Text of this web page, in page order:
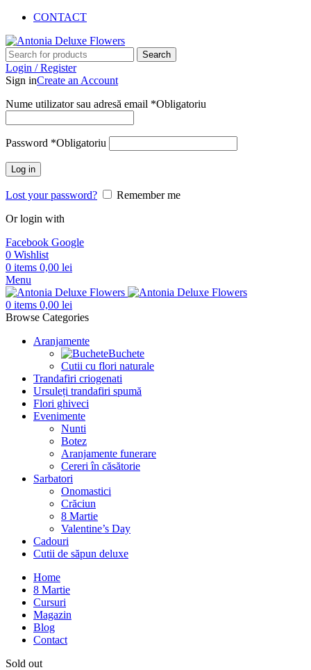
CONTACT
Search
Login / Register
Sign inCreate an Account
Nume utilizator sau adresă email *Obligatoriu
Password *Obligatoriu
Log in
Lost your password?
Remember me
Or login with
Facebook Google
0 Wishlist
0 items 0,00 lei
Menu
0 items 0,00 lei
Browse Categories
Aranjamente
Buchete
Cutii cu flori naturale
Trandafiri criogenati
Ursuleți trandafiri spumă
Flori ghiveci
Evenimente
Nunti
Botez
Aranjamente funerare
Cereri în căsătorie
Sarbatori
Onomastici
Crăciun
8 Martie
Valentine’s Day
Cadouri
Cutii de săpun deluxe
Home
8 Martie
Cursuri
Magazin
Blog
Contact
Sold out